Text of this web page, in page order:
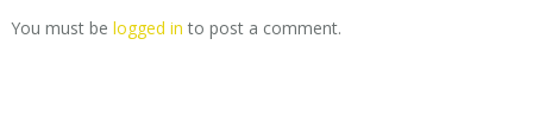
You must be logged in to post a comment.